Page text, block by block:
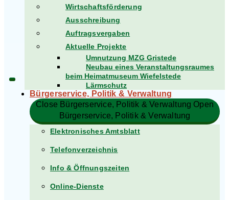
Wirtschaftsförderung
Ausschreibung
Auftragsvergaben
Aktuelle Projekte
Umnutzung MZG Gristede
Neubau eines Veranstaltungsraumes
beim Heimatmuseum Wiefelstede
Lärmschutz
Bürgerservice, Politik & Verwaltung​
Close Bürgerservice, Politik & Verwaltung​ Open
Bürgerservice, Politik & Verwaltung​
Elektronisches Amtsblatt
Telefonverzeichnis
Info & Öffnungszeiten
Online-Dienste